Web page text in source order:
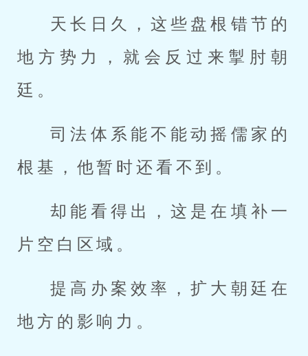
天长日久，这些盘根错节的
地方势力，就会反过来掣肘朝
廷。
司法体系能不能动摇儒家的
根基，他暂时还看不到。
却能看得出，这是在填补一
片空白区域。
提高办案效率，扩大朝廷在
地方的影响力。